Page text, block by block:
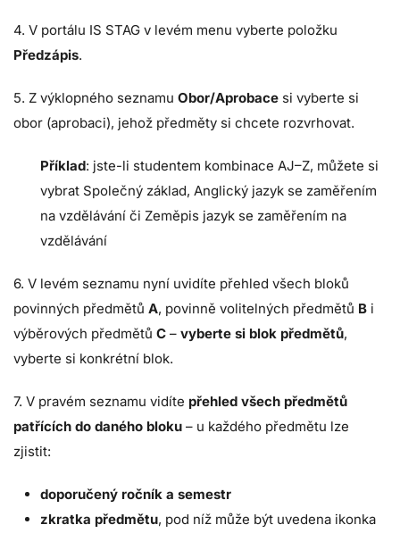
4. V portálu IS STAG v levém menu vyberte položku
Předzápis.
5. Z výklopného seznamu Obor/Aprobace si vyberte si
obor (aprobaci), jehož předměty si chcete rozvrhovat.
Příklad: jste-li studentem kombinace AJ–Z, můžete si
vybrat Společný základ, Anglický jazyk se zaměřením
na vzdělávání či Zeměpis jazyk se zaměřením na
vzdělávání
6. V levém seznamu nyní uvidíte přehled všech bloků
povinných předmětů A, povinně volitelných předmětů B i
výběrových předmětů C – vyberte si blok předmětů,
vyberte si konkrétní blok.
7. V pravém seznamu vidíte přehled všech předmětů
patřících do daného bloku – u každého předmětu lze
zjistit:
doporučený ročník a semestr
zkratka předmětu, pod níž může být uvedena ikonka